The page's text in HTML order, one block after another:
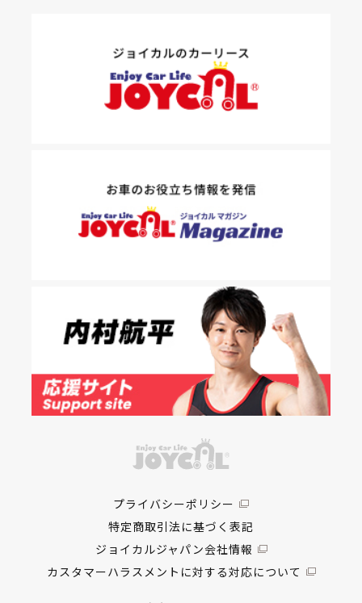
プライバシーポリシー
特定商取引法に基づく表記
ジョイカルジャパン会社情報
カスタマーハラスメントに対する対応について